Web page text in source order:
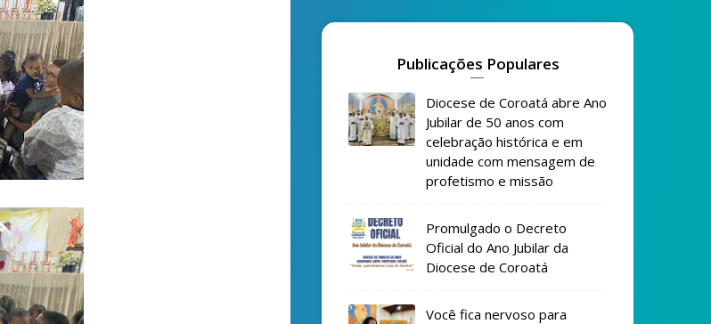
Publicações Populares
Diocese de Coroatá abre Ano
Jubilar de 50 anos com
celebração histórica e em
unidade com mensagem de
profetismo e missão
Promulgado o Decreto
Oficial do Ano Jubilar da
Diocese de Coroatá
Você fica nervoso para